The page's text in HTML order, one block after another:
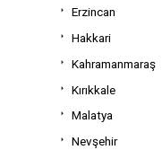
Erzincan
Hakkari
Kahramanmaraş
Kırıkkale
Malatya
Nevşehir